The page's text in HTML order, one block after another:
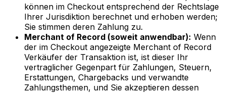
können im Checkout entsprechend der Rechtslage
Ihrer Jurisdiktion berechnet und erhoben werden;
Sie stimmen deren Zahlung zu.
Merchant of Record (soweit anwendbar): Wenn
der im Checkout angezeigte Merchant of Record
Verkäufer der Transaktion ist, ist dieser Ihr
vertraglicher Gegenpart für Zahlungen, Steuern,
Erstattungen, Chargebacks und verwandte
Zahlungsthemen, und Sie akzeptieren dessen